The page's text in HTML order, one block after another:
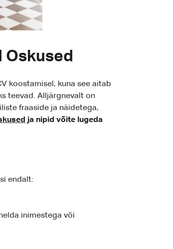
Oskused
koostamisel, kuna see aitab
teevad. Alljärgnevalt on
fraaside ja näidetega,
ja nipid võite lugeda
endalt:
inimestega või